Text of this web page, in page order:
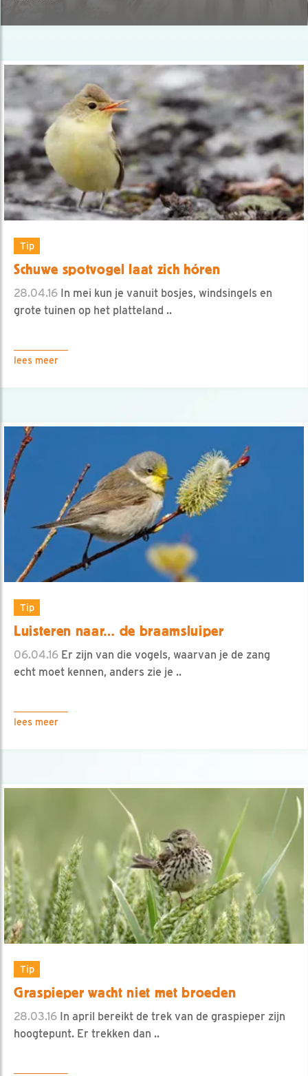
Tip
Schuwe spotvogel laat zich hóren
28.04.16 In mei kun je vanuit bosjes, windsingels en
grote tuinen op het platteland ..
lees meer
Tip
Luisteren naar… de braamsluiper
06.04.16 Er zijn van die vogels, waarvan je de zang
echt moet kennen, anders zie je ..
lees meer
Tip
Graspieper wacht niet met broeden
28.03.16 In april bereikt de trek van de graspieper zijn
hoogtepunt. Er trekken dan ..